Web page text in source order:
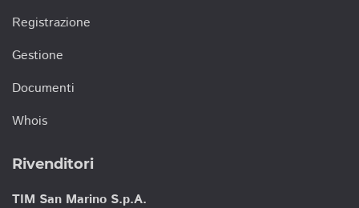
Registrazione
Gestione
Documenti
Whois
Rivenditori
TIM San Marino S.p.A.